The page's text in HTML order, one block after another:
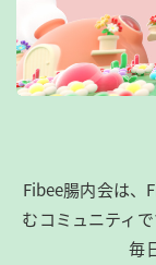
Fibee腸内会は、​
むコミュニティ
毎